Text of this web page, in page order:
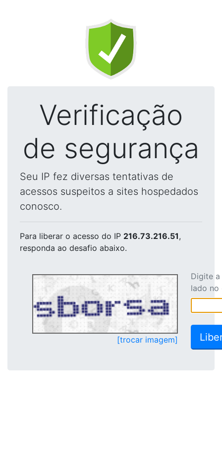
Verificação
de segurança
Seu IP fez diversas tentativas de
acessos suspeitos a sites hospedados
conosco.
Para liberar o acesso do IP 216.73.216.51,
responda ao desafio abaixo.
[trocar imagem]
Digite
lado no